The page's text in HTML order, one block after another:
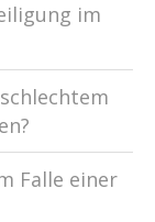
im
Falle einer